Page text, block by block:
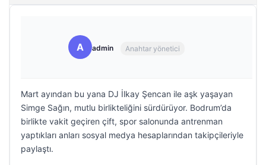
A admin Anahtar yönetici
Mart ayından bu yana DJ İlkay Şencan ile aşk yaşayan
Simge Sağın, mutlu birlikteliğini sürdürüyor. Bodrum’da
birlikte vakit geçiren çift, spor salonunda antrenman
yaptıkları anları sosyal medya hesaplarından takipçileriyle
paylaştı.